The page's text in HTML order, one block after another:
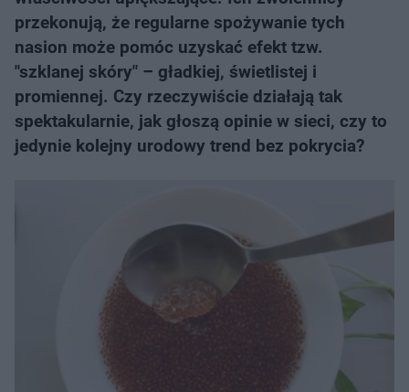
przekonują, że regularne spożywanie tych
nasion może pomóc uzyskać efekt tzw.
"szklanej skóry" – gładkiej, świetlistej i
promiennej. Czy rzeczywiście działają tak
spektakularnie, jak głoszą opinie w sieci, czy to
jedynie kolejny urodowy trend bez pokrycia?